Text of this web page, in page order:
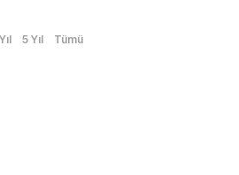
5 Yıl Tümü